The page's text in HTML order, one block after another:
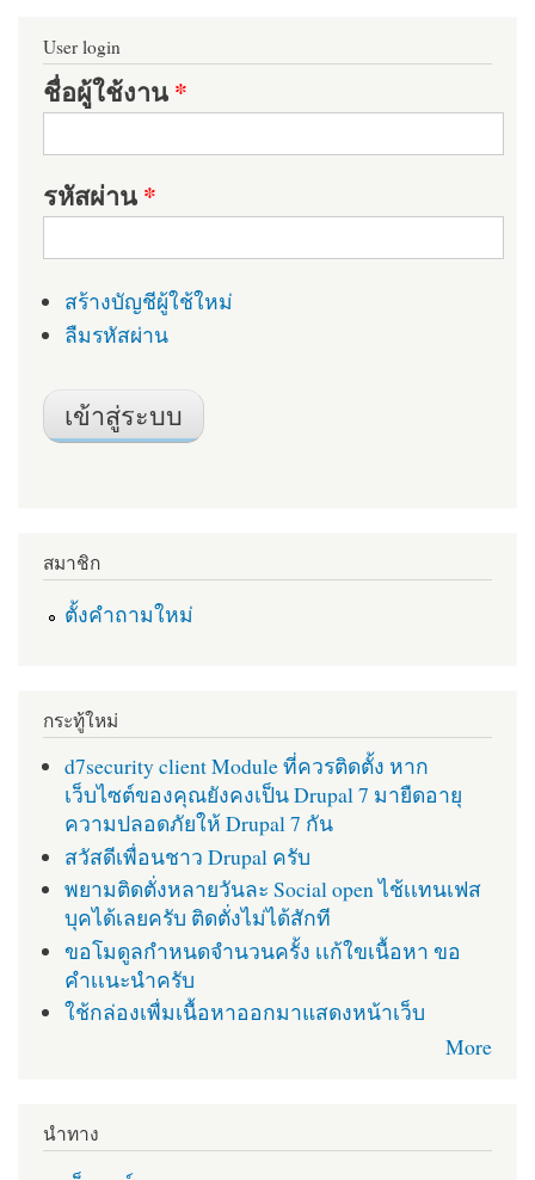
User login
ชื่อผู้ใช้งาน*
รหัสผ่าน*
สร้างบัญชีผู้ใช้ใหม่
ลืมรหัสผ่าน
สมาชิก
ตั้งคำถามใหม่
กระทู้ใหม่
d7security client Module ที่ควรติดตั้ง หาก
เว็บไซต์ของคุณยังคงเป็น Drupal 7 มายืดอายุ
ความปลอดภัยให้ Drupal 7 กัน
สวัสดีเพื่อนชาว Drupal ครับ
พยามติดตั่งหลายวันละ Social open ไช้เเทนเฟส
บุคได้เลยครับ ติดตั่งไม่ได้สักที
ขอโมดูลกำหนดจำนวนครั้ง เเก้ใขเนื้อหา ขอ
คำเเนะนำครับ
ใช้กล่องเพื่มเนื้อหาออกมาแสดงหน้าเว็บ
More
นำทาง